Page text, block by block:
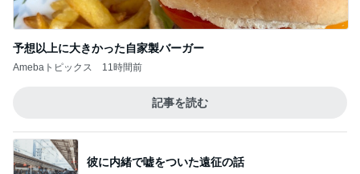
予想以上に大きかった自家製バーガー
Amebaトピックス 11時間前
記事を読む
彼に内緒で嘘をついた遠征の話